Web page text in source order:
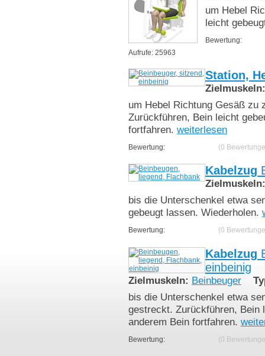
um Hebel
leicht
Bewertung:
Aufrufe: 25963
Station,
Zielmuskeln:
um Hebel Richtung Gesäß zu
Zurückführen, Bein leicht
fortfahren. weiterlesen
Bewertung: (0
Kabelzug
Zielmuskeln:
bis die Unterschenkel etwa
gebeugt lassen. Wiederholen.
Bewertung: (0
Kabelzug
einbeinig
Zielmuskeln: Beinbeuger
bis die Unterschenkel etwa
gestreckt. Zurückführen, Bein
anderem Bein fortfahren.
Bewertung: (0